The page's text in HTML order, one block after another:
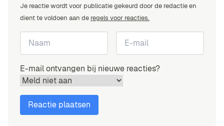
Je reactie wordt voor publicatie gekeurd door de redactie en
dient te voldoen aan de regels voor reacties.
E-mail ontvangen bij nieuwe reacties?